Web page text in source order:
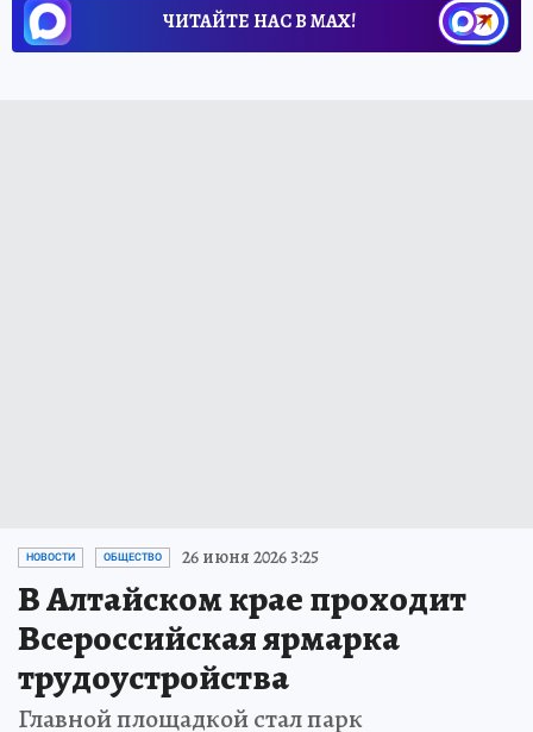
ЧИТАЙТЕ НАС В МАХ!
НОВОСТИ ОБЩЕСТВО 26 июня 2026 3:25
В Алтайском крае проходит
Всероссийская ярмарка
трудоустройства
Главной площадкой стал парк